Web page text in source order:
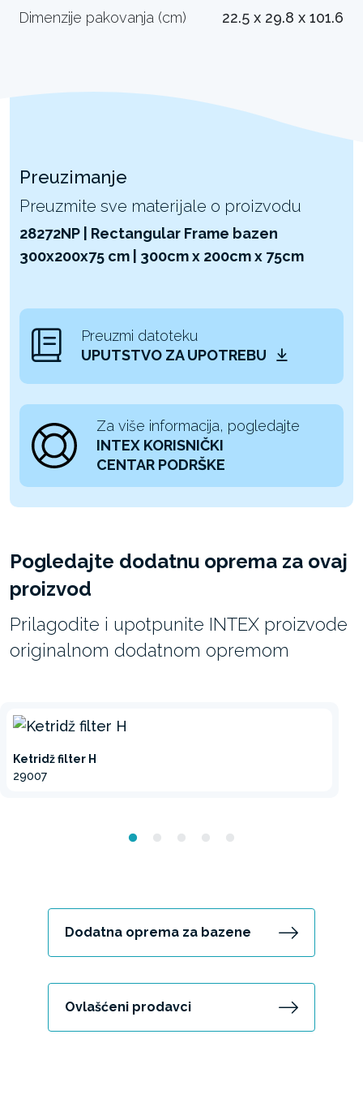
Dimenzije pakovanja (cm) 22.5 x 29.8 x 101.6
Preuzimanje
Preuzmite sve materijale o proizvodu
28272NP | Rectangular Frame bazen
300x200x75 cm | 300cm x 200cm x 75cm
Preuzmi datoteku
UPUTSTVO ZA UPOTREBU
Za više informacija, pogledajte
INTEX KORISNIČKI
CENTAR PODRŠKE
Pogledajte dodatnu oprema za ovaj
proizvod
Prilagodite i upotpunite INTEX proizvode
originalnom dodatnom opremom
Ketridž filter H
29007
Dodatna oprema za bazene
Ovlašćeni prodavci